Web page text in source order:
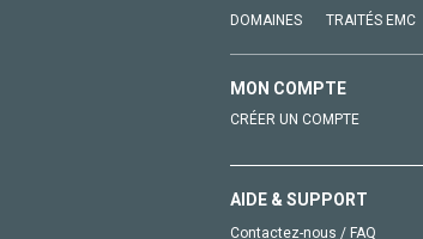
DOMAINES TRAITÉS EMC
MON COMPTE
CRÉER UN COMPTE
AIDE & SUPPORT
Contactez-nous / FAQ